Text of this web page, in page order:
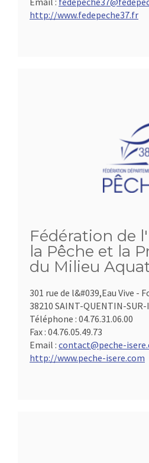
http://www.fedepeche37.fr
Fédération de
la Pêche et la
du Milieu
301 rue de l&#039,Eau Vive -
38210 SAINT-QUENTIN-SUR-
Téléphone : 04.76.31.06.00
Fax : 04.76.05.49.73
Email : contact@peche-
http://www.peche-isere.com